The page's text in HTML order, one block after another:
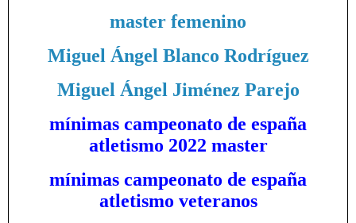
master femenino
Miguel Ángel Blanco Rodríguez
Miguel Ángel Jiménez Parejo
mínimas campeonato de españa
atletismo 2022 master
mínimas campeonato de españa
atletismo veteranos